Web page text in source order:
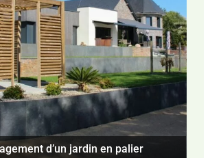
d’un jardin en palier